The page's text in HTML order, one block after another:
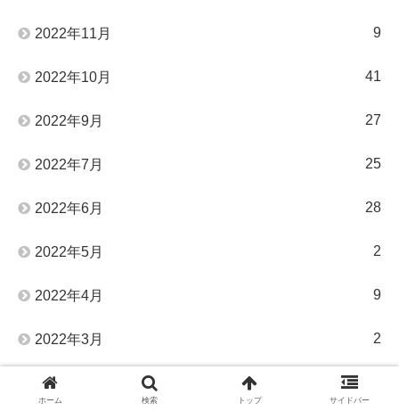
2022年11月 9
2022年10月 41
2022年9月 27
2022年7月 25
2022年6月 28
2022年5月 2
2022年4月 9
2022年3月 2
2022年1月
ホーム 検索 トップ サイドバー